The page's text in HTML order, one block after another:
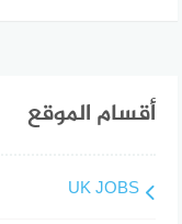
أقسام الموقع
UK JOBS